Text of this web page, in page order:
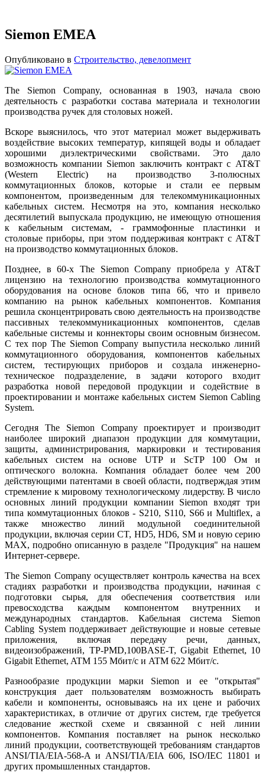
Siemon EMEA
Опубликовано в Строительство, девелопмент
The Siemon Company, основанная в 1903, начала свою
деятельность с разработки состава материала и технологии
производства ручек для столовых ножей.
Вскоре выяснилось, что этот материал может выдерживать
воздействие высоких температур, кипящей воды и обладает
хорошими диэлектрическими свойствами. Это дало
возможность компании Siemon заключить контракт с AT&T
(Western Electric) на производство 3-полюсных
коммутационных блоков, которые и стали ее первым
компонентом, произведенным для телекоммуникационных
кабельных систем. Несмотря на это, компания несколько
десятилетий выпускала продукцию, не имеющую отношения
к кабельным системам, - граммофонные пластинки и
столовые приборы, при этом поддерживая контракт с AT&T
на производство коммутационных блоков.
Позднее, в 60-х The Siemon Company приобрела у AT&T
лицензию на технологию производства коммутационного
оборудования на основе блоков типа 66, что и привело
компанию на рынок кабельных компонентов. Компания
решила сконцентрировать свою деятельность на производстве
пассивных телекоммуникационных компонентов, сделав
кабельные системы и коннекторы своим основным бизнесом.
С тех пор The Siemon Company выпустила несколько линий
коммутационного оборудования, компонентов кабельных
систем, тестирующих приборов и создала инженерно-
техническое подразделение, в задачи которого входит
разработка новой передовой продукции и содействие в
проектировании и монтаже кабельных систем Siemon Cabling
System.
Сегодня The Siemon Company проектирует и производит
наиболее широкий диапазон продукции для коммутации,
защиты, администрирования, маркировки и тестирования
кабельных систем на основе UTP и ScTP 100 Ом и
оптического волокна. Компания обладает более чем 200
действующими патентами в своей области, подтверждая этим
стремление к мировому технологическому лидерству. В число
основных линий продукции компании Siemon входят три
типа коммутационных блоков - S210, S110, S66 и Multiflex, а
также множество линий модульной соединительной
продукции, включая серии CT, HD5, HD6, SM и новую серию
MAX, подробно описанную в разделе "Продукция" на нашем
Интернет-сервере.
The Siemon Company осуществляет контроль качества на всех
стадиях разработки и производства продукции, начиная с
подготовки сырья, для обеспечения соответствия или
превосходства каждым компонентом внутренних и
международных стандартов. Кабельная система Siemon
Cabling System поддерживает действующие и новые сетевые
приложения, включая передачу речи, данных,
видеоизображений, TP-PMD,100BASE-T, Gigabit Ethernet, 10
Gigabit Ethernet, ATM 155 Мбит/с и ATM 622 Мбит/с.
Разнообразие продукции марки Siemon и ее "открытая"
конструкция дает пользователям возможность выбирать
кабели и компоненты, основываясь на их цене и рабочих
характеристиках, в отличие от других систем, где требуется
следование жесткой схеме и связанной с ней линии
компонентов. Компания поставляет на рынок несколько
линий продукции, соответствующей требованиям стандартов
ANSI/TIA/EIA-568-A и ANSI/TIA/EIA 606, ISO/IEC 11801 и
других промышленных стандартов.